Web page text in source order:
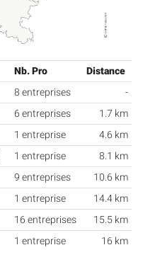
Nb. Pro
Distance
8 entreprises
-
6 entreprises
1.7 km
1 entreprise
4.6 km
1 entreprise
8.1 km
9 entreprises
10.6 km
1 entreprise
14.4 km
16 entreprises
15.5 km
1 entreprise 16 km